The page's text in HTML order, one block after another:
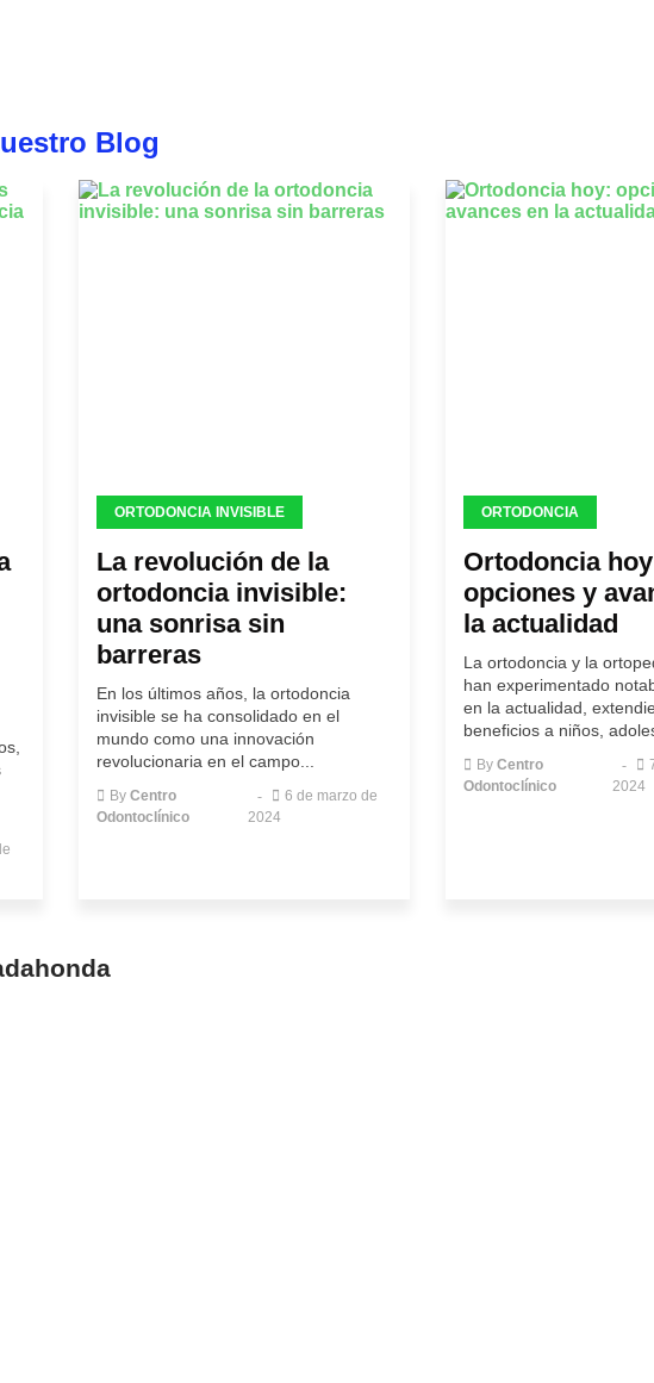
Blog
ORTODONCIA INVISIBLE
La revolución de la
ortodoncia invisible:
una sonrisa sin
barreras
En los últimos años, la ortodoncia
invisible se ha consolidado en el
mundo como una innovación
revolucionaria en el campo...
ByCentro
Odontoclínico
6 de marzo de
2024
ORTODONCIA
Ortodoncia
opciones y
la actualidad
La ortodoncia y la
han experimentado
en la actualidad,
beneficios a niños,
By Centro
Odontoclínico
2024